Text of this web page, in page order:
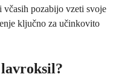
pozabijo vzeti svoje
ključno za učinkovito